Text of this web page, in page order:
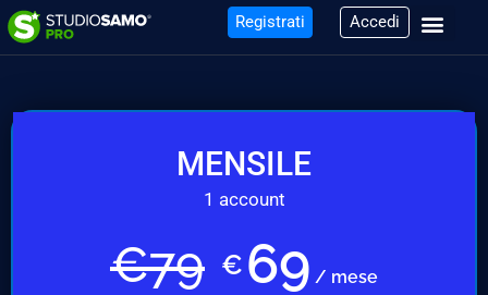
Registrati Accedi
MENSILE
1 account
€79 € 69 / mese